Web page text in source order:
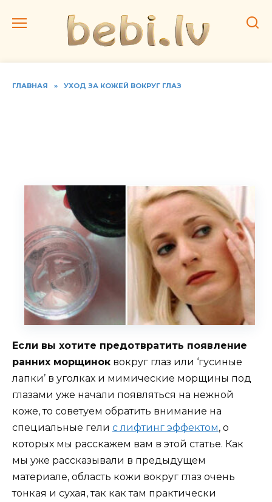
ГЛАВНАЯ » УХОД ЗА КОЖЕЙ ВОКРУГ ГЛАЗ
Если вы хотите предотвратить появление
ранних морщинок вокруг глаз или ‘гусиные
лапки’ в уголках и мимические морщины под
глазами уже начали появляться на нежной
коже, то советуем обратить внимание на
специальные гели с лифтинг эффектом, о
которых мы расскажем вам в этой статье. Как
мы уже рассказывали в предыдущем
материале, область кожи вокруг глаз очень
тонкая и сухая, так как там практически